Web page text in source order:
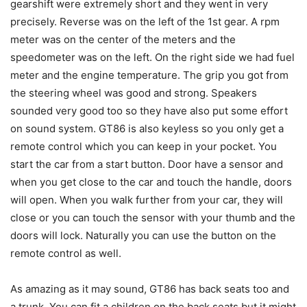
gearshift were extremely short and they went in very
precisely. Reverse was on the left of the 1st gear. A rpm
meter was on the center of the meters and the
speedometer was on the left. On the right side we had fuel
meter and the engine temperature. The grip you got from
the steering wheel was good and strong. Speakers
sounded very good too so they have also put some effort
on sound system. GT86 is also keyless so you only get a
remote control which you can keep in your pocket. You
start the car from a start button. Door have a sensor and
when you get close to the car and touch the handle, doors
will open. When you walk further from your car, they will
close or you can touch the sensor with your thumb and the
doors will lock. Naturally you can use the button on the
remote control as well.
As amazing as it may sound, GT86 has back seats too and